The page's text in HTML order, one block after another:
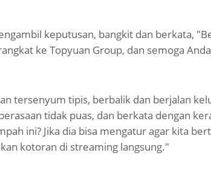
keputusan, bangkit dan berkata,
ke Topyuan Group, dan semoga
tersenyum tipis, berbalik dan berjalan
tidak puas, dan berkata dengan
ini? Jika dia bisa mengatur agar kita
kotoran di streaming langsung."